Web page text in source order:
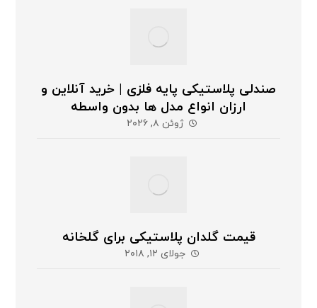
صندلی پلاستیکی پایه فلزی | خرید آنلاین و
ارزان انواع مدل ها بدون واسطه
ژوئن ۸, ۲۰۲۶
قیمت گلدان پلاستیکی برای گلخانه
جولای ۱۲, ۲۰۱۸